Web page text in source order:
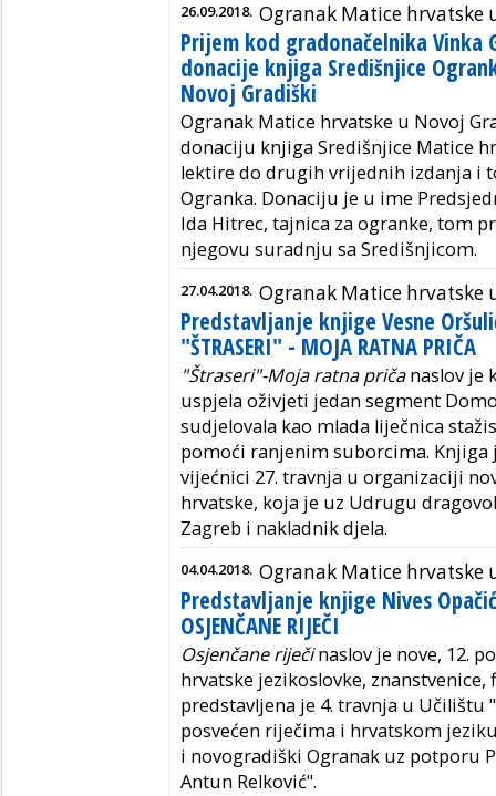
26.09.2018. Ogranak Matice hrvatske
Prijem kod gradonačelnika Vinka
donacije knjiga Središnjice
Novoj Gradiški
Ogranak Matice hrvatske u Novoj
donaciju knjiga Središnjice Matice
lektire do drugih vrijednih izdanja i
Ogranka. Donaciju je u ime
Ida Hitrec, tajnica za ogranke, tom
njegovu suradnju sa Središnjicom.
27.04.2018. Ogranak Matice hrvatske
Predstavljanje knjige Vesne
"ŠTRASERI" - MOJA RATNA PRIČA
"Štraseri"-Moja ratna pričanaslov je
uspjela oživjeti jedan segment
sudjelovala kao mlada liječnica
pomoći ranjenim suborcima. Knjiga
vijećnici 27. travnja u organizaciji
hrvatske, koja je uz Udrugu
Zagreb i nakladnik djela.
04.04.2018. Ogranak Matice hrvatske
Predstavljanje knjige Nives Opačić
OSJENČANE RIJEČI
Osjenčane riječinaslov je nove, 12.
hrvatske jezikoslovke,
predstavljena je 4. travnja u Učilištu
posvećen riječima i hrvatskom
i novogradiški Ogranak uz potporu
Antun Relković".